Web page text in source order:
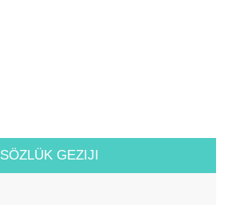
SÖZLÜK GEZIJI